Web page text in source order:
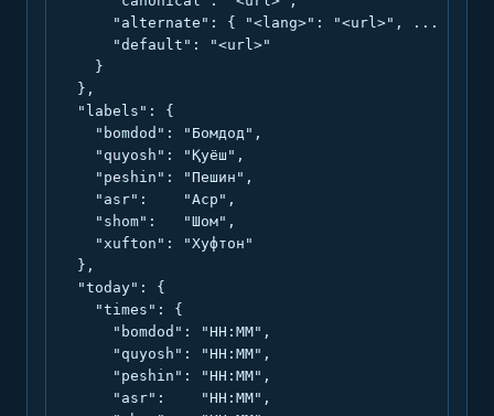
      "alternate": { "<lang>": "<url>", ... },
      "default": "<url>"
    }
  },
  "labels": {
    "bomdod": "Бомдод",
    "quyosh": "Қуёш",
    "peshin": "Пешин",
    "asr":    "Аср",
    "shom":   "Шом",
    "xufton": "Хуфтон"
  },
  "today": {
    "times": {
      "bomdod": "HH:MM",
      "quyosh": "HH:MM",
      "peshin": "HH:MM",
      "asr":    "HH:MM",